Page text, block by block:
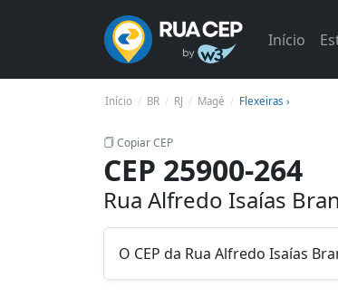
Início
Início BR RJ Magé Flexeiras ›
Copiar CEP
CEP 25900-264
Rua Alfredo Isaías
O CEP da Rua Alfredo Isaías